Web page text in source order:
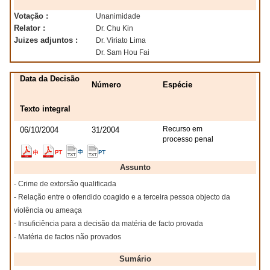
Votação : Unanimidade
Relator : Dr. Chu Kin
Juizes adjuntos :
Dr. Viriato Lima
Dr. Sam Hou Fai
Data da Decisão
Número Espécie
Texto integral
06/10/2004 31/2004
Recurso em
processo penal
Assunto
- Crime de extorsão qualificada
- Relação entre o ofendido coagido e a terceira pessoa objecto da
violência ou ameaça
- Insuficiência para a decisão da matéria de facto provada
- Matéria de factos não provados
Sumário